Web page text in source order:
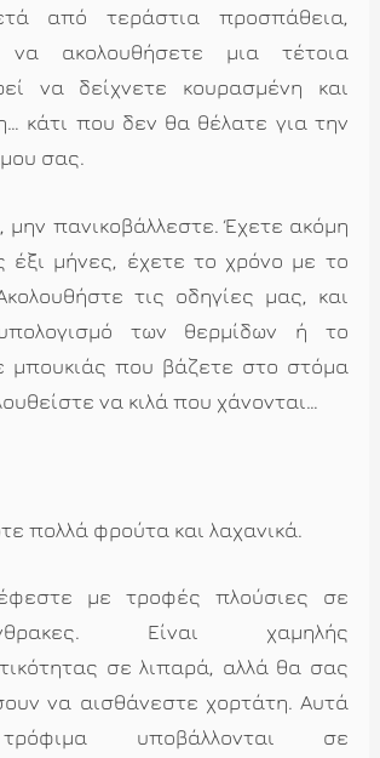
από τεράστια προσπάθεια,
να ακολουθήσετε μια τέτοια
να δείχνετε κουρασμένη και
κάτι που δεν θα θέλατε για την
σας.
πανικοβάλλεστε. Έχετε ακόμη
μήνες, έχετε το χρόνο με το
τις οδηγίες μας, και
των θερμίδων ή το
μπουκιάς που βάζετε στο στόμα
να κιλά που χάνονται…
πολλά φρούτα και λαχανικά.
με τροφές πλούσιες σε
Είναι χαμηλής
σε λιπαρά, αλλά θα σας
να αισθάνεστε χορτάτη. Αυτά
υποβάλλονται σε